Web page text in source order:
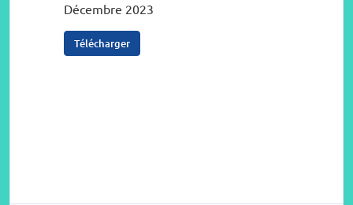
Décembre 2023
Télécharger